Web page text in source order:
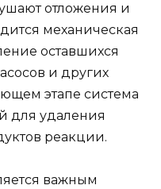
отложения и
механическая
оставшихся
и других
этапе система
для удаления
реакции.
важным